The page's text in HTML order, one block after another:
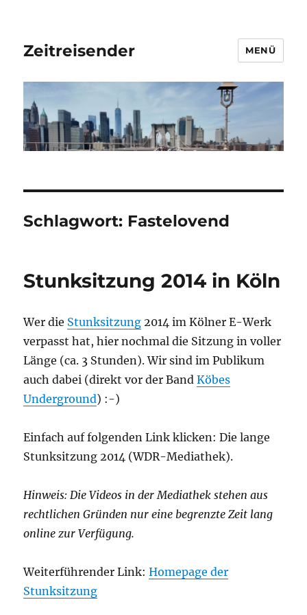
Zeitreisender MENÜ
Schlagwort: Fastelovend
Stunksitzung 2014 in Köln
Wer die Stunksitzung ‬ 2014 im Kölner E-Werk
verpasst hat, hier nochmal die Sitzung in voller
Länge (ca. 3 Stunden). Wir sind im Publikum
auch dabei (direkt vor der BandKöbes
Underground) :-)
Einfach auf folgenden Link klicken: Die lange
Stunksitzung 2014 (WDR-Mediathek).
Hinweis: Die Videos in der Mediathek stehen aus
rechtlichen Gründen nur eine begrenzte Zeit lang
online zur Verfügung.
Weiterführender Link:Homepage der
Stunksitzung